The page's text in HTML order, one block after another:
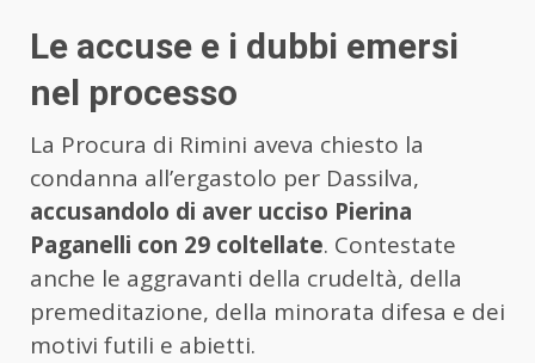
Le accuse e i dubbi emersi
nel processo
La Procura di Rimini aveva chiesto la
condanna all’ergastolo per Dassilva,
accusandolo di aver ucciso Pierina
Paganelli con 29 coltellate. Contestate
anche le aggravanti della crudeltà, della
premeditazione, della minorata difesa e dei
motivi futili e abietti.